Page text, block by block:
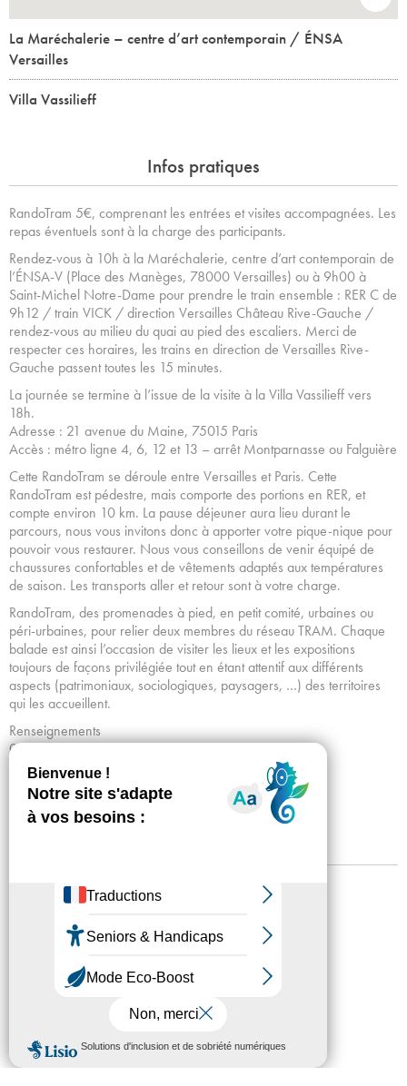
La Maréchalerie – centre d’art contemporain / ÉNSA
Versailles
Villa Vassilieff
Infos pratiques
RandoTram 5€, comprenant les entrées et visites accompagnées. Les
repas éventuels sont à la charge des participants.
Rendez-vous à 10h à la Maréchalerie, centre d’art contemporain de
l’ÉNSA-V (Place des Manèges, 78000 Versailles) ou à 9h00 à
Saint-Michel Notre-Dame pour prendre le train ensemble : RER C de
9h12 / train VICK / direction Versailles Château Rive-Gauche /
rendez-vous au milieu du quai au pied des escaliers. Merci de
respecter ces horaires, les trains en direction de Versailles Rive-
Gauche passent toutes les 15 minutes.
La journée se termine à l’issue de la visite à la Villa Vassilieff vers
18h.
Adresse : 21 avenue du Maine, 75015 Paris
Accès : métro ligne 4, 6, 12 et 13 – arrêt Montparnasse ou Falguière
Cette RandoTram se déroule entre Versailles et Paris. Cette
RandoTram est pédestre, mais comporte des portions en RER, et
compte environ 10 km. La pause déjeuner aura lieu durant le
parcours, nous vous invitons donc à apporter votre pique-nique pour
pouvoir vous restaurer. Nous vous conseillons de venir équipé de
chaussures confortables et de vêtements adaptés aux températures
de saison. Les transports aller et retour sont à votre charge.
RandoTram, des promenades à pied, en petit comité, urbaines ou
péri-urbaines, pour relier deux membres du réseau TRAM. Chaque
balade est ainsi l’occasion de visiter les lieux et les expositions
toujours de façons privilégiée tout en étant attentif aux différents
aspects (patrimoniaux, sociologiques, paysagers, …) des territoires
qui les accueillent.
Renseignements
01 53 34 64 43 / taxitram@tram-idf.fr
Accessibilité
Presse